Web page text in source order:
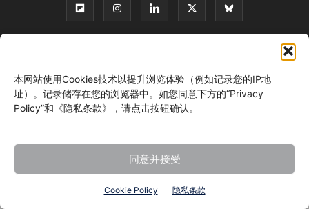
本网站使用Cookies技术以提升浏览体验（例如记录您的IP地
址）。记录储存在您的浏览器中。如您同意下方的“Privacy
Policy”和《隐私条款》，请点击按钮确认。
同意并接受
Cookie Policy 隐私条款